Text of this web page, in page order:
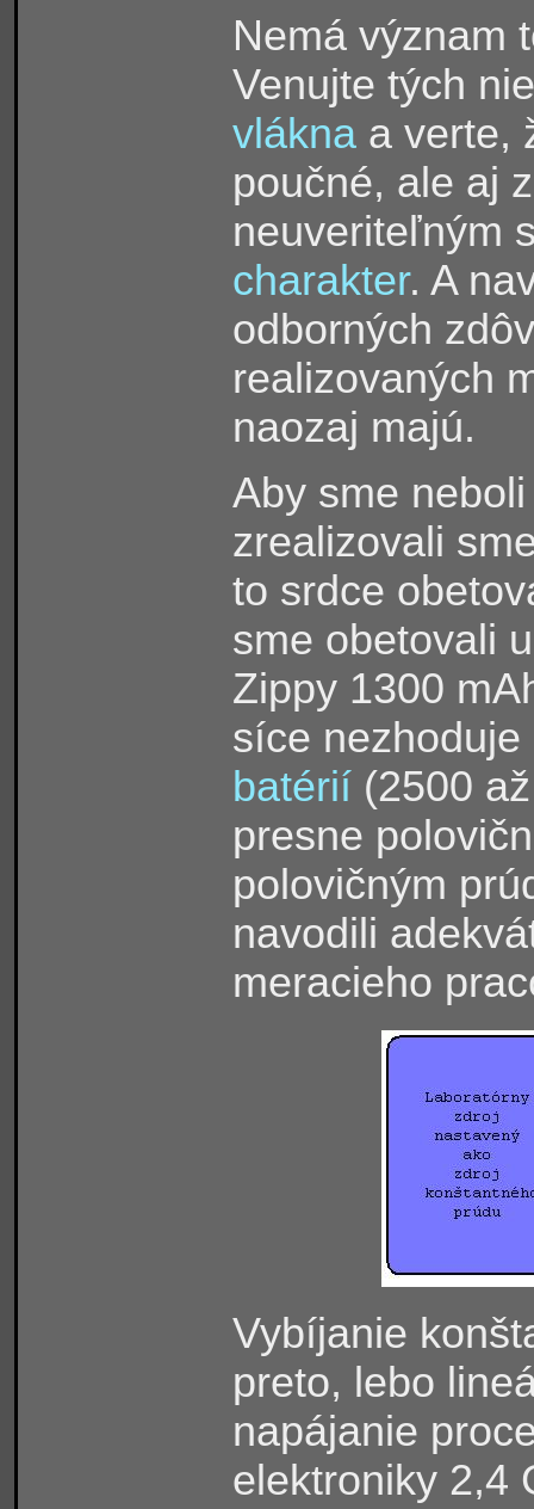
Nemá význam
Venujte tých
vlákna a verte,
poučné, ale aj
neuveriteľným
charakter. A
odborných
realizovaných
naozaj majú.
Aby sme
zrealizovali
to srdce
sme obetovali
Zippy 1300
síce
batérií (2500
presne
polovičným
navodili
meracieho
Vybíjanie
preto, lebo
napájanie
elektroniky 2,4